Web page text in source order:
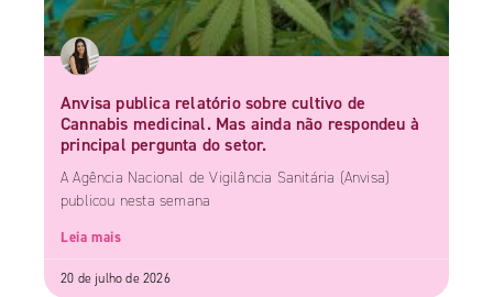
Anvisa publica relatório sobre cultivo de
Cannabis medicinal. Mas ainda não respondeu à
principal pergunta do setor.
A Agência Nacional de Vigilância Sanitária (Anvisa)
publicou nesta semana
Leia mais
20 de julho de 2026